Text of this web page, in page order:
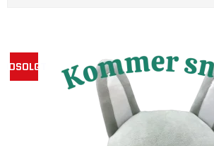
UDSOLGT